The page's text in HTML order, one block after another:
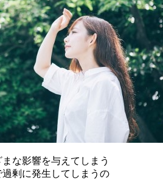
な影響を与えてしまう
剰に発生してしまうの